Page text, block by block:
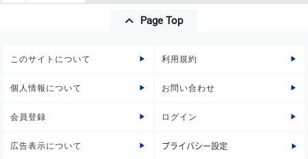
Page Top
このサイトについて 利用規約
個人情報について お問い合わせ
会員登録 ログイン
広告表示について プライバシー設定